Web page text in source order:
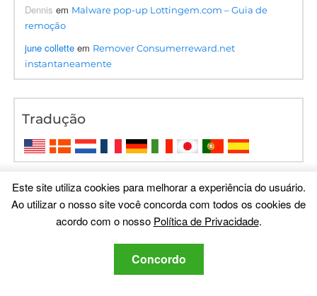
Dennis em Malware pop-up Lottingem.com – Guia de
remoção
june collette em Remover Consumerreward.net
instantaneamente
Tradução
Este site utiliza cookies para melhorar a experiência do usuário.
Ao utilizar o nosso site você concorda com todos os cookies de
acordo com o nosso Política de Privacidade.
Concordo